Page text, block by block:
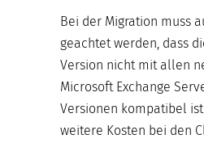
Bei der Migration muss
geachtet werden, dass
Version nicht mit allen
Microsoft Exchange
Versionen kompatibel
weitere Kosten bei den